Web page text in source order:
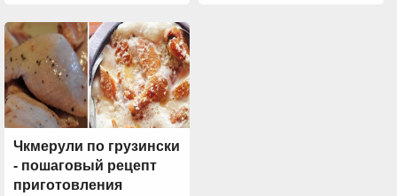
Чкмерули по грузински
- пошаговый рецепт
приготовления